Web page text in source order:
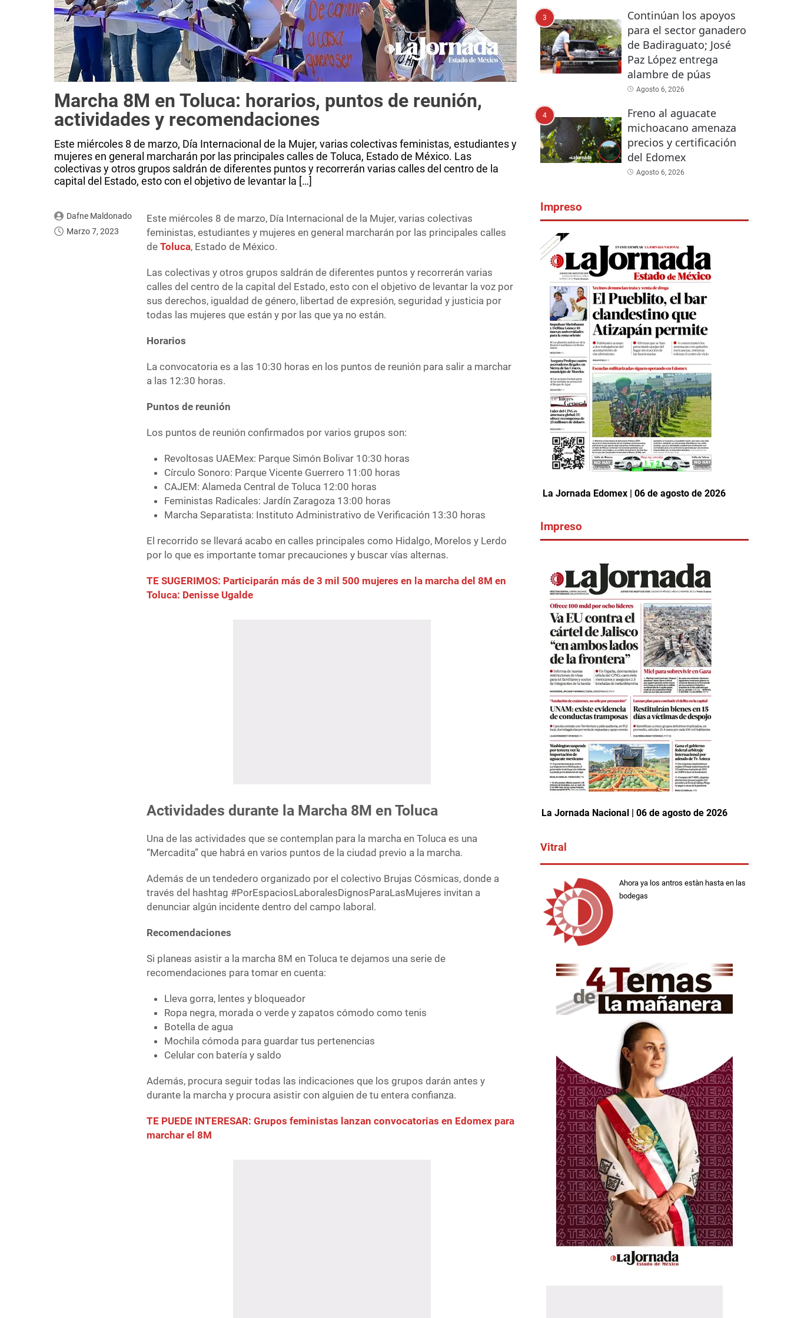
Marcha 8M en Toluca: horarios, puntos de reunión,
actividades y recomendaciones
Este miércoles 8 de marzo, Día Internacional de la Mujer, varias colectivas feministas, estudiantes y
mujeres en general marcharán por las principales calles de Toluca, Estado de México. Las
colectivas y otros grupos saldrán de diferentes puntos y recorrerán varias calles del centro de la
capital del Estado, esto con el objetivo de levantar la […]
Dafne Maldonado
Marzo 7, 2023
Este miércoles 8 de marzo, Día Internacional de la Mujer, varias colectivas
feministas, estudiantes y mujeres en general marcharán por las principales calles
deToluca, Estado de México.
Las colectivas y otros grupos saldrán de diferentes puntos y recorrerán varias
calles del centro de la capital del Estado, esto con el objetivo de levantar la voz por
sus derechos, igualdad de género, libertad de expresión, seguridad y justicia por
todas las mujeres que están y por las que ya no están.
Horarios
La convocatoria es a las 10:30 horas en los puntos de reunión para salir a marchar
a las 12:30 horas.
Puntos de reunión
Los puntos de reunión confirmados por varios grupos son:
Revoltosas UAEMex: Parque Simón Bolivar 10:30 horas
Círculo Sonoro: Parque Vicente Guerrero 11:00 horas
CAJEM: Alameda Central de Toluca 12:00 horas
Feministas Radicales: Jardín Zaragoza 13:00 horas
Marcha Separatista: Instituto Administrativo de Verificación 13:30 horas
El recorrido se llevará acabo en calles principales como Hidalgo, Morelos y Lerdo
por lo que es importante tomar precauciones y buscar vías alternas.
TE SUGERIMOS: Participarán más de 3 mil 500 mujeres en la marcha del 8M en
Toluca: Denisse Ugalde
Actividades durante la Marcha 8M en Toluca
Una de las actividades que se contemplan para la marcha en Toluca es una
“Mercadita” que habrá en varios puntos de la ciudad previo a la marcha.
Además de un tendedero organizado por el colectivo Brujas Cósmicas, donde a
través del hashtag #PorEspaciosLaboralesDignosParaLasMujeres invitan a
denunciar algún incidente dentro del campo laboral.
Recomendaciones
Si planeas asistir a la marcha 8M en Toluca te dejamos una serie de
recomendaciones para tomar en cuenta:
Lleva gorra, lentes y bloqueador
Ropa negra, morada o verde y zapatos cómodo como tenis
Botella de agua
Mochila cómoda para guardar tus pertenencias
Celular con batería y saldo
Además, procura seguir todas las indicaciones que los grupos darán antes y
durante la marcha y procura asistir con alguien de tu entera confianza.
TE PUEDE INTERESAR: Grupos feministas lanzan convocatorias en Edomex para
marchar el 8M
3
Continúan los apoyos
para el sector ganadero
de Badiraguato; José
Paz López entrega
alambre de púas
Agosto 6, 2026
4
Freno al aguacate
michoacano amenaza
precios y certificación
del Edomex
Agosto 6, 2026
Impreso
La Jornada Edomex | 06 de agosto de 2026
Impreso
La Jornada Nacional | 06 de agosto de 2026
Vitral
Ahora ya los antros estàn hasta en las
bodegas